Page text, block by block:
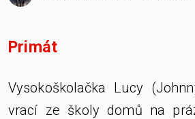
Primát
Vysokoškolačka Lucy
vrací ze školy domů na